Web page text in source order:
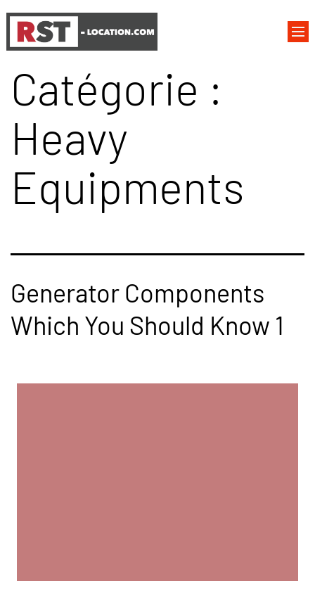
Catégorie :
Heavy
Equipments
Generator Components
Which You Should Know 1